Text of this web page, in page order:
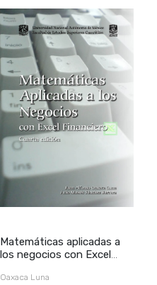
Matemáticas aplicadas a
los negocios con Excel
Oaxaca Luna